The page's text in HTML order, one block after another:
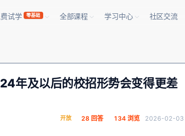
试学 零基础 全部课程 学习中心 社区交流
年及以后的校招形势会变得更差
开放 28 回答 134 浏览 2026-02-03